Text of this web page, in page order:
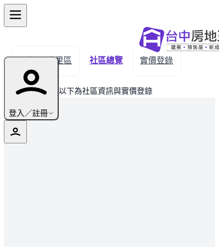
登入／註冊
← 返回大里區 社區總覽 實價登錄
此建案已完銷，以下為社區資訊與實價登錄